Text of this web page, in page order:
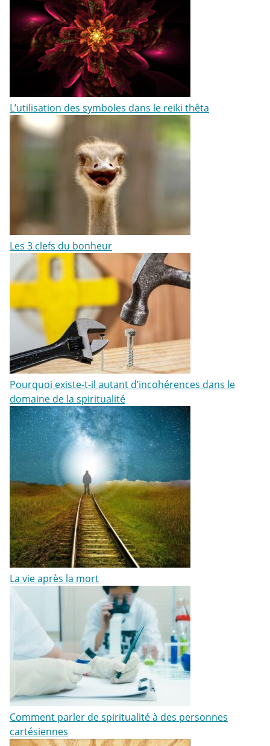
L’utilisation des symboles dans le reiki thêta
Les 3 clefs du bonheur
Pourquoi existe-t-il autant d’incohérences dans le
domaine de la spiritualité
La vie après la mort
Comment parler de spiritualité à des personnes
cartésiennes